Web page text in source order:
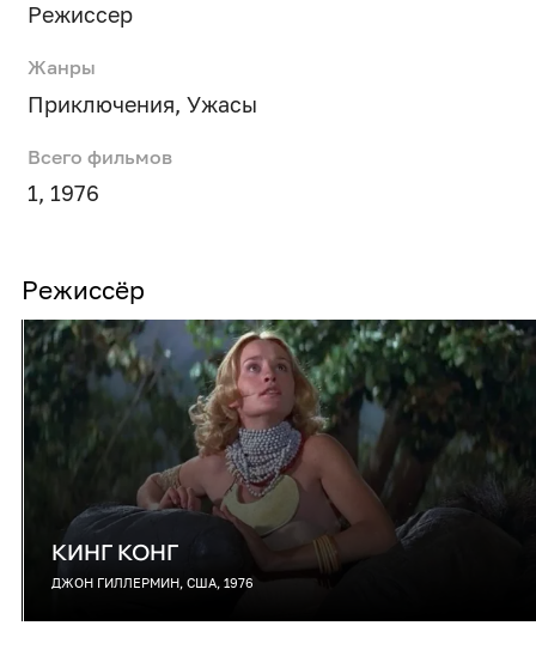
Режиссер
Жанры
Приключения, Ужасы
Всего фильмов
1, 1976
Режиссёр
КИНГ КОНГ
ДЖОН ГИЛЛЕРМИН, США, 1976